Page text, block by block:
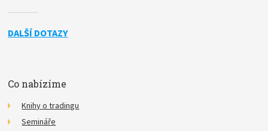
DALŠÍ DOTAZY
Co nabízíme
Knihy o tradingu
Semináře